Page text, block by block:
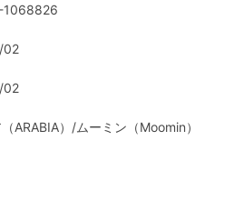
1068826
02
02
ARABIA）/ムーミン（Moomin）